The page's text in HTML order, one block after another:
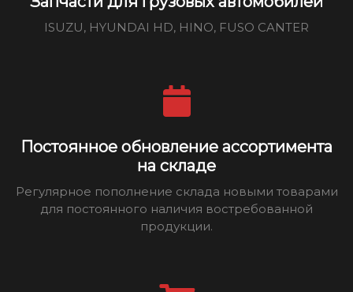
ISUZU, HYUNDAI HD, HINO, FUSO CANTER
Постоянное обновление ассортимента
на складе
Регулярное пополнение склада новыми товарами
для постоянного наличия востребованной
продукции.